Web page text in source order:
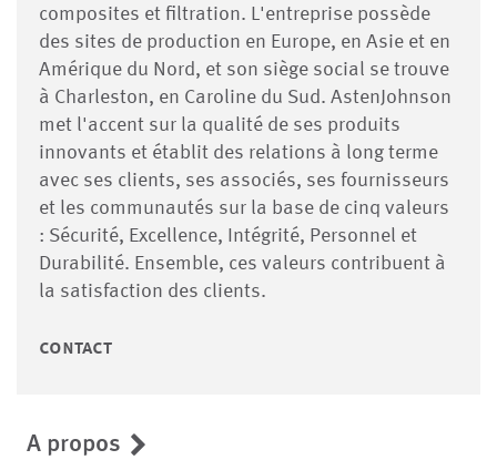
composites et filtration. L'entreprise possède
des sites de production en Europe, en Asie et en
Amérique du Nord, et son siège social se trouve
à Charleston, en Caroline du Sud. AstenJohnson
met l'accent sur la qualité de ses produits
innovants et établit des relations à long terme
avec ses clients, ses associés, ses fournisseurs
et les communautés sur la base de cinq valeurs
: Sécurité, Excellence, Intégrité, Personnel et
Durabilité. Ensemble, ces valeurs contribuent à
la satisfaction des clients.
contact
A propos